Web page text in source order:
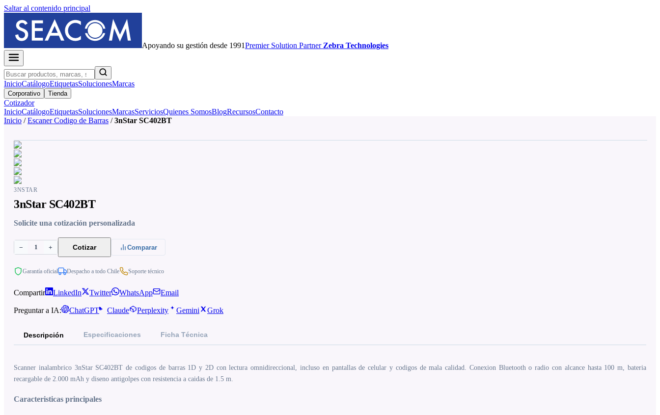
Saltar al contenido principal
Apoyando su gestión desde 1991PremierSolution Partner Zebra Technologies
InicioCatálogoEtiquetasSolucionesMarcas
Corporativo Tienda
Cotizador
InicioCatálogoEtiquetasSolucionesMarcasServiciosQuienes SomosBlogRecursosContacto
Inicio / Escaner Codigo de Barras / 3nStar SC402BT
3NSTAR
3nStar SC402BT
Solicite una cotización personalizada
− 1 + Cotizar Comparar
Garantía oficial Despacho a todo Chile Soporte técnico
Compartir LinkedIn Twitter WhatsApp Email
Preguntar a IA: ChatGPT Claude Perplexity Gemini Grok
Descripción Especificaciones Ficha Técnica
Scanner inalambrico 3nStar SC402BT de codigos de barras 1D y 2D con lectura omnidireccional, incluso en pantallas de celular y codigos de mala calidad. Conexion Bluetooth o radio con alcance hasta 100 m, bateria
recargable de 2.000 mAh y diseno antigolpes con resistencia a caidas de 1.5 m.
Caracteristicas principales